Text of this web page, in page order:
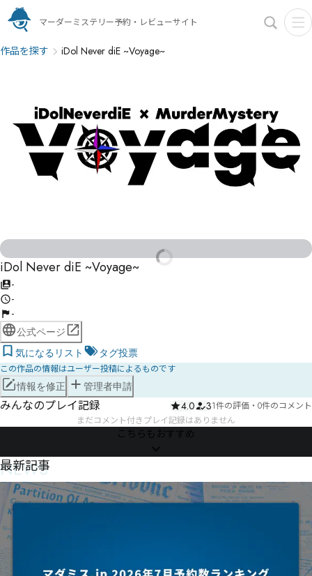
マーダーミステリー予約・レビューサイト
作品を探す iDol Never diE ~Voyage~
iDol Never diE ~Voyage~
-
-
-
公式ページ
気になるリスト
タグ投票
この作品の情報はユーザー投稿によるものです
情報を修正 管理者申請
みんなのプレイ記録 4.0 31件の評価 ・ 0件のコメント
まだコメント付きプレイ記録はありません
こちらもおすすめ
NEWS
最新記事